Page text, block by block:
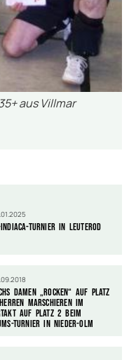
aus Villmar
Indiaca-Turnier in Leuterod
Damen „rocken“ auf Platz
marschieren im
auf Platz 2 beim
Turnier in Nieder-Olm